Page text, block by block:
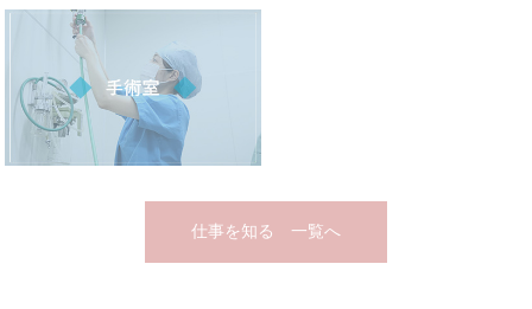
仕事を知る 一覧へ